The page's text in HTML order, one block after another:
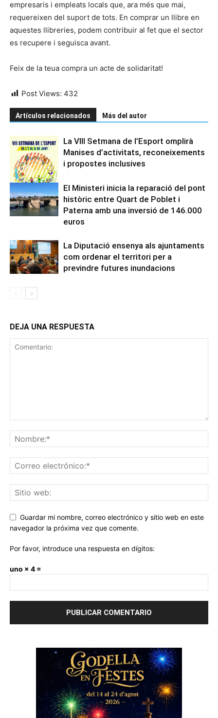
empresaris i empleats locals que, ara més que mai,
requereixen del suport de tots. En comprar un llibre en
aquestes llibreries, podem contribuir al fet que el sector
es recupere i seguisca avant.
Feix de la teua compra un acte de solidaritat!
Post Views: 432
Artículos relacionados Más del autor
La VIII Setmana de l’Esport omplirà
Manises d’activitats, reconeixements
i propostes inclusives
El Ministeri inicia la reparació del pont
històric entre Quart de Poblet i
Paterna amb una inversió de 146.000
euros
La Diputació ensenya als ajuntaments
com ordenar el territori per a
previndre futures inundacions
DEJA UNA RESPUESTA
Guardar mi nombre, correo electrónico y sitio web en este
navegador la próxima vez que comente.
Por favor, introduce una respuesta en dígitos:
uno × 4 =